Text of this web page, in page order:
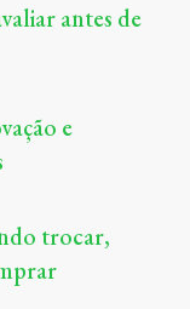
antes de
e
trocar,